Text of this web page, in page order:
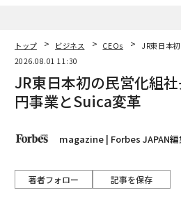
トップ ビジネス CEOs
JR東日本
2026.08.01 11:30
JR東日本初の民営化組
円事業とSuica変革
magazine | Forbes JAPAN編
著者フォロー 記事を保存